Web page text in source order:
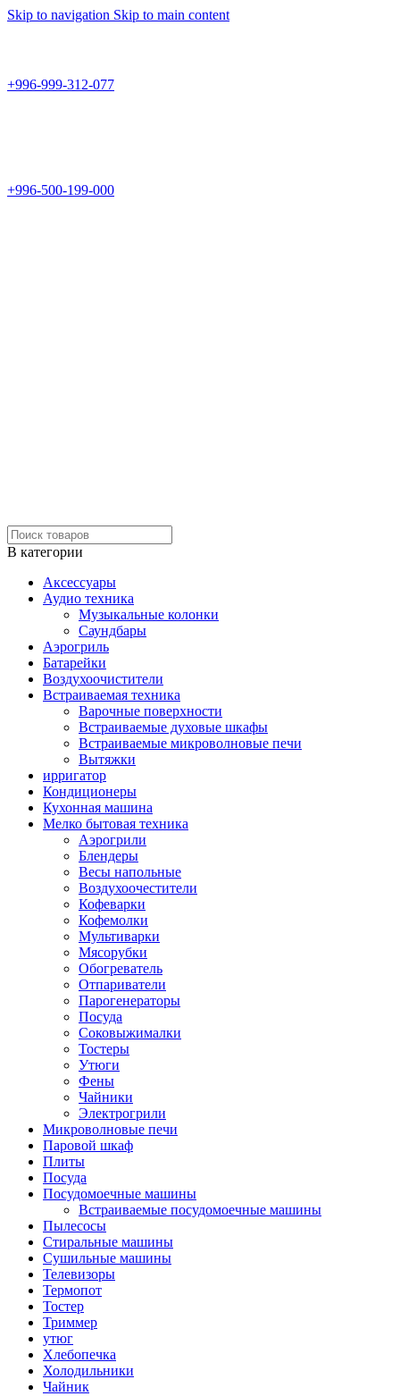
Skip to navigation Skip to main content
+996-999-312-077
+996-500-199-000
В категории
Аксессуары
Аудио техника
Музыкальные колонки
Саундбары
Аэрогриль
Батарейки
Воздухоочистители
Встраиваемая техника
Варочные поверхности
Встраиваемые духовые шкафы
Встраиваемые микроволновые печи
Вытяжки
ирригатор
Кондиционеры
Кухонная машина
Мелко бытовая техника
Аэрогрили
Блендеры
Весы напольные
Воздухоочестители
Кофеварки
Кофемолки
Мультиварки
Мясорубки
Обогреватель
Отпариватели
Парогенераторы
Посуда
Соковыжималки
Тостеры
Утюги
Фены
Чайники
Электрогрили
Микроволновые печи
Паровой шкаф
Плиты
Посуда
Посудомоечные машины
Встраиваемые посудомоечные машины
Пылесосы
Стиральные машины
Сушильные машины
Телевизоры
Термопот
Тостер
Триммер
утюг
Хлебопечка
Холодильники
Чайник